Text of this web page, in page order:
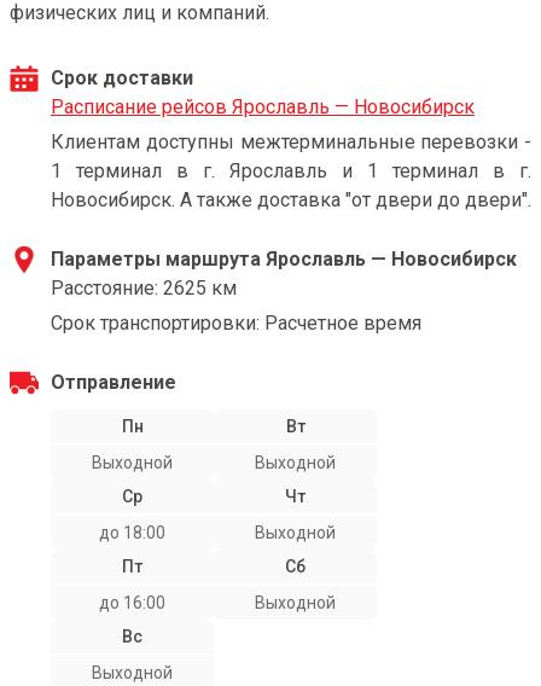
физических лиц и компаний.
Срок доставки
Расписание рейсов Ярославль — Новосибирск
Клиентам доступны межтерминальные перевозки -
1 терминал в г. Ярославль и 1 терминал в г.
Новосибирск. А также доставка "от двери до двери".
Параметры маршрута Ярославль — Новосибирск
Расстояние: 2625 км
Срок транспортировки: Расчетное время
Отправление
Пн
Выходной
Вт
Выходной
Ср
до 18:00
Чт
Выходной
Пт
до 16:00
Сб
Выходной
Вс
Выходной